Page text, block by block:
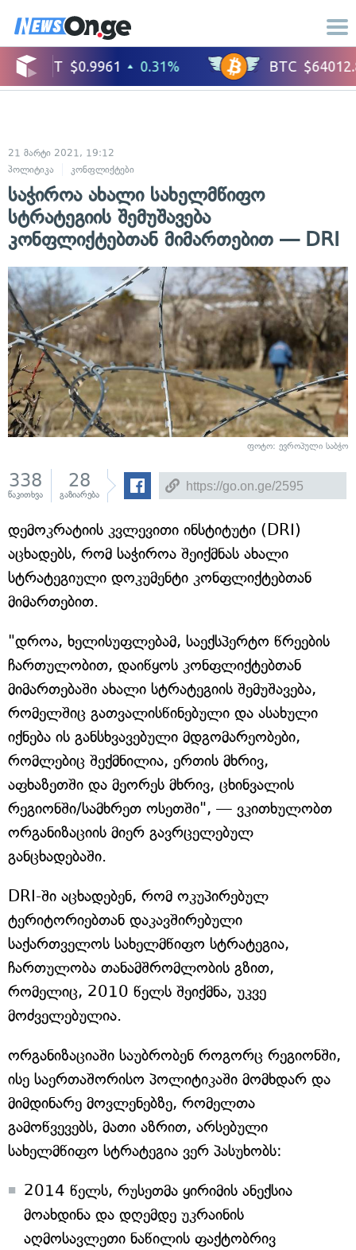
21 მარტი 2021, 19:12
პოლიტიკა
კონფლიქტები
საჭიროა ახალი სახელმწიფო
სტრატეგიის შემუშავება
კონფლიქტებთან მიმართებით — DRI
ფოტო: ევროპული საბჭო
338
წაკითხვა
28
გაზიარება
დემოკრატიის კვლევითი ინსტიტუტი (DRI)
აცხადებს, რომ საჭიროა შეიქმნას ახალი
სტრატეგიული დოკუმენტი კონფლიქტებთან
მიმართებით.
"დროა, ხელისუფლებამ, საექსპერტო წრეების
ჩართულობით, დაიწყოს კონფლიქტებთან
მიმართებაში ახალი სტრატეგიის შემუშავება,
რომელშიც გათვალისწინებული და ასახული
იქნება ის განსხვავებული მდგომარეობები,
რომლებიც შექმნილია, ერთის მხრივ,
აფხაზეთში და მეორეს მხრივ, ცხინვალის
რეგიონში/სამხრეთ ოსეთში", — ვკითხულობთ
ორგანიზაციის მიერ გავრცელებულ
განცხადებაში.
DRI-ში აცხადებენ, რომ ოკუპირებულ
ტერიტორიებთან დაკავშირებული
საქართველოს სახელმწიფო სტრატეგია,
ჩართულობა თანამშრომლობის გზით,
რომელიც, 2010 წელს შეიქმნა, უკვე
მოძველებულია.
ორგანიზაციაში საუბრობენ როგორც რეგიონში,
ისე საერთაშორისო პოლიტიკაში მომხდარ და
მიმდინარე მოვლენებზე, რომელთა
გამოწვევებს, მათი აზრით, არსებული
სახელმწიფო სტრატეგია ვერ პასუხობს:
2014 წელს, რუსეთმა ყირიმის ანექსია
მოახდინა და დღემდე უკრაინის
აღმოსავლეთი ნაწილის ფაქტობრივ